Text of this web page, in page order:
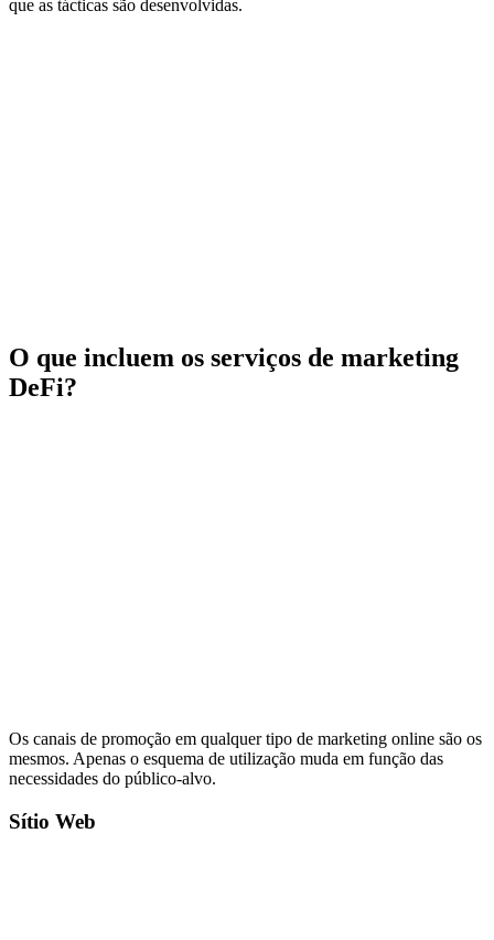
que as tácticas são desenvolvidas.
O que incluem os serviços de marketing
DeFi?
Os canais de promoção em qualquer tipo de marketing online são os
mesmos. Apenas o esquema de utilização muda em função das
necessidades do público-alvo.
Sítio Web